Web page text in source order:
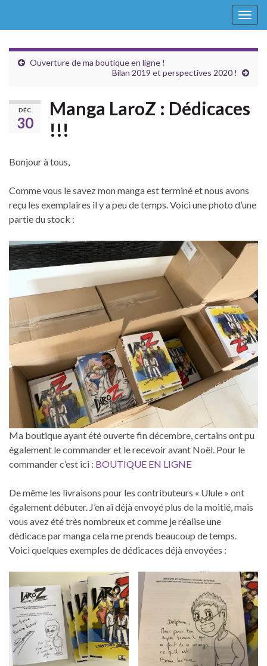
Ouverture de ma boutique en ligne !
Bilan 2019 et perspectives 2020 !
DÉC
30
Manga LaroZ : Dédicaces
!!!
Bonjour à tous,
Comme vous le savez mon manga est terminé et nous avons
reçu les exemplaires il y a peu de temps. Voici une photo d’une
partie du stock :
Ma boutique ayant été ouverte fin décembre, certains ont pu
également le commander et le recevoir avant Noël. Pour le
commander c’est ici : BOUTIQUE EN LIGNE
De même les livraisons pour les contributeurs « Ulule » ont
également débuter. J’en ai déjà envoyé plus de la moitié, mais
vous avez été très nombreux et comme je réalise une
dédicace par manga cela me prends beaucoup de temps.
Voici quelques exemples de dédicaces déjà envoyées :